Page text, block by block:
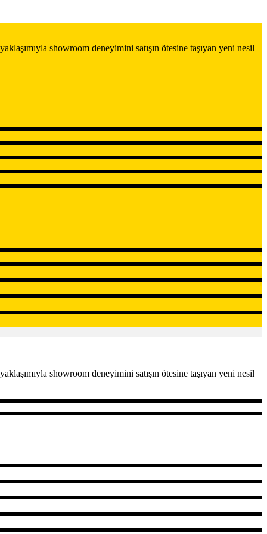
showroom deneyimini satışın ötesine taşıyan yeni nesil
showroom deneyimini satışın ötesine taşıyan yeni nesil